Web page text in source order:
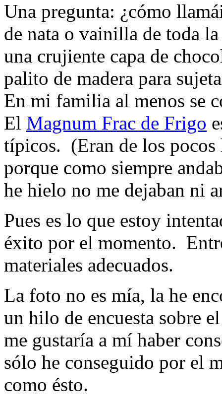
Una pregunta: ¿cómo
de nata o vainilla de toda
una crujiente capa de
palito de madera para
En mi familia al menos se
El Magnum Frac de Frigo
típicos. (Eran de los pocos
porque como siempre
he hielo no me dejaban ni
Pues es lo que estoy
éxito por el momento.
materiales adecuados.
La foto no es mía, la he
un hilo de encuesta sobre
me gustaría a mí haber
sólo he conseguido por el
como ésto.